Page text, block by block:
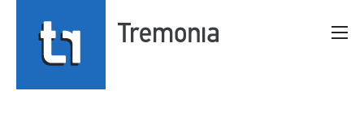
direkt
Inhalt
Suche